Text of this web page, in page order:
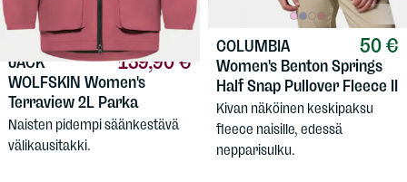
139,90 €
JACK
WOLFSKIN Women's
Terraview 2L Parka
Naisten pidempi säänkestävä
välikausitakki.
50 €
COLUMBIA
Women's Benton Springs
Half Snap Pullover Fleece II
Kivan näköinen keskipaksu
fleece naisille, edessä
nepparisulku.